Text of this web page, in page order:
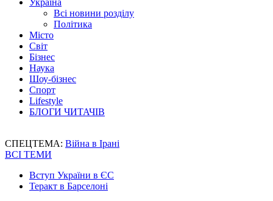
Україна
Всі новини розділу
Політика
Місто
Світ
Бізнес
Наука
Шоу-бізнес
Спорт
Lifestyle
БЛОГИ ЧИТАЧІВ
СПЕЦТЕМА: Війна в Ірані
ВСІ ТЕМИ
Вступ України в ЄС
Теракт в Барселоні